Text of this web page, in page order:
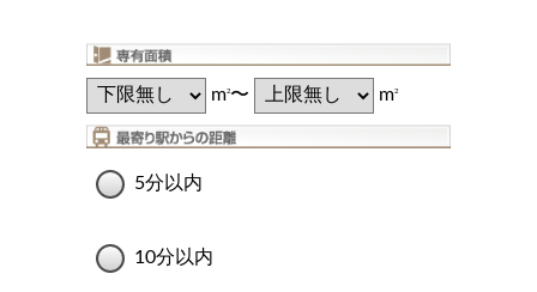
m2〜 m2
5分以内
10分以内